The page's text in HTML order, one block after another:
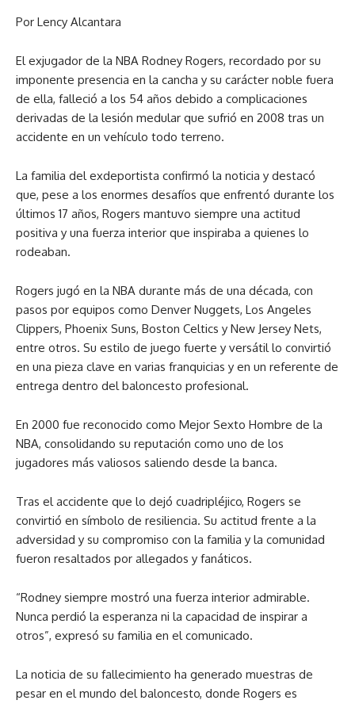
Por Lency Alcantara
El exjugador de la NBA Rodney Rogers, recordado por su
imponente presencia en la cancha y su carácter noble fuera
de ella, falleció a los 54 años debido a complicaciones
derivadas de la lesión medular que sufrió en 2008 tras un
accidente en un vehículo todo terreno.
La familia del exdeportista confirmó la noticia y destacó
que, pese a los enormes desafíos que enfrentó durante los
últimos 17 años, Rogers mantuvo siempre una actitud
positiva y una fuerza interior que inspiraba a quienes lo
rodeaban.
Rogers jugó en la NBA durante más de una década, con
pasos por equipos como Denver Nuggets, Los Angeles
Clippers, Phoenix Suns, Boston Celtics y New Jersey Nets,
entre otros. Su estilo de juego fuerte y versátil lo convirtió
en una pieza clave en varias franquicias y en un referente de
entrega dentro del baloncesto profesional.
En 2000 fue reconocido como Mejor Sexto Hombre de la
NBA, consolidando su reputación como uno de los
jugadores más valiosos saliendo desde la banca.
Tras el accidente que lo dejó cuadripléjico, Rogers se
convirtió en símbolo de resiliencia. Su actitud frente a la
adversidad y su compromiso con la familia y la comunidad
fueron resaltados por allegados y fanáticos.
“Rodney siempre mostró una fuerza interior admirable.
Nunca perdió la esperanza ni la capacidad de inspirar a
otros”, expresó su familia en el comunicado.
La noticia de su fallecimiento ha generado muestras de
pesar en el mundo del baloncesto, donde Rogers es